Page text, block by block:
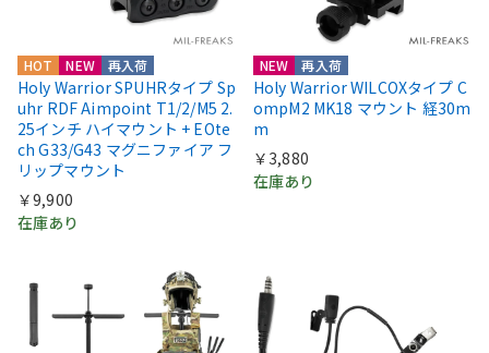
HOT NEW 再入荷
Holy Warrior SPUHRタイプ Sp
uhr RDF Aimpoint T1/2/M5 2.
25インチ ハイマウント + EOte
ch G33/G43 マグニファイア フ
リップマウント
￥9,900
在庫あり
NEW 再入荷
Holy Warrior WILCOXタイプ C
ompM2 MK18 マウント 経30m
m
￥3,880
在庫あり